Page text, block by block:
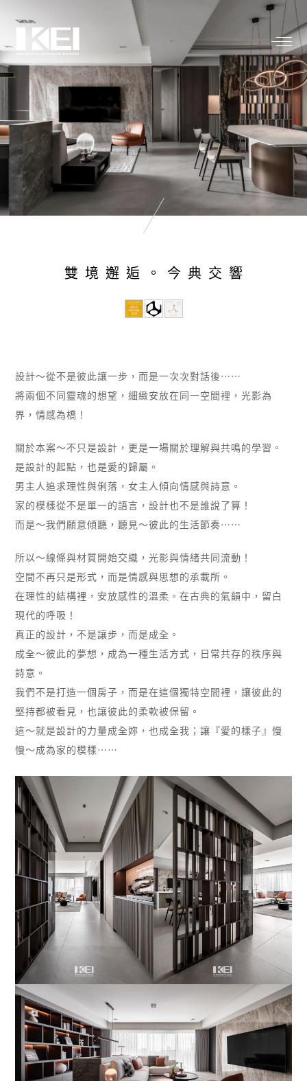
雙境邂逅。今典交響
設計～從不是彼此讓一步，而是一次次對話後⋯⋯
將兩個不同靈魂的想望，細緻安放在同一空間裡，光影為
界，情感為橋！
關於本案～不只是設計，更是一場關於理解與共鳴的學習。
是設計的起點，也是愛的歸屬。
男主人追求理性與俐落，女主人傾向情感與詩意。
家的模樣從不是單一的語言，設計也不是誰說了算！
而是～我們願意傾聽，聽見～彼此的生活節奏⋯⋯
所以～線條與材質開始交織，光影與情緒共同流動！
空間不再只是形式，而是情感與思想的承載所。
在理性的結構裡，安放感性的溫柔。在古典的氣韻中，留白
現代的呼吸！
真正的設計，不是讓步，而是成全。
成全～彼此的夢想，成為一種生活方式，日常共存的秩序與
詩意。
我們不是打造一個房子，而是在這個獨特空間裡，讓彼此的
堅持都被看見，也讓彼此的柔軟被保留。
這～就是設計的力量成全妳，也成全我；讓『愛的樣子』慢
慢～成為家的模樣⋯⋯